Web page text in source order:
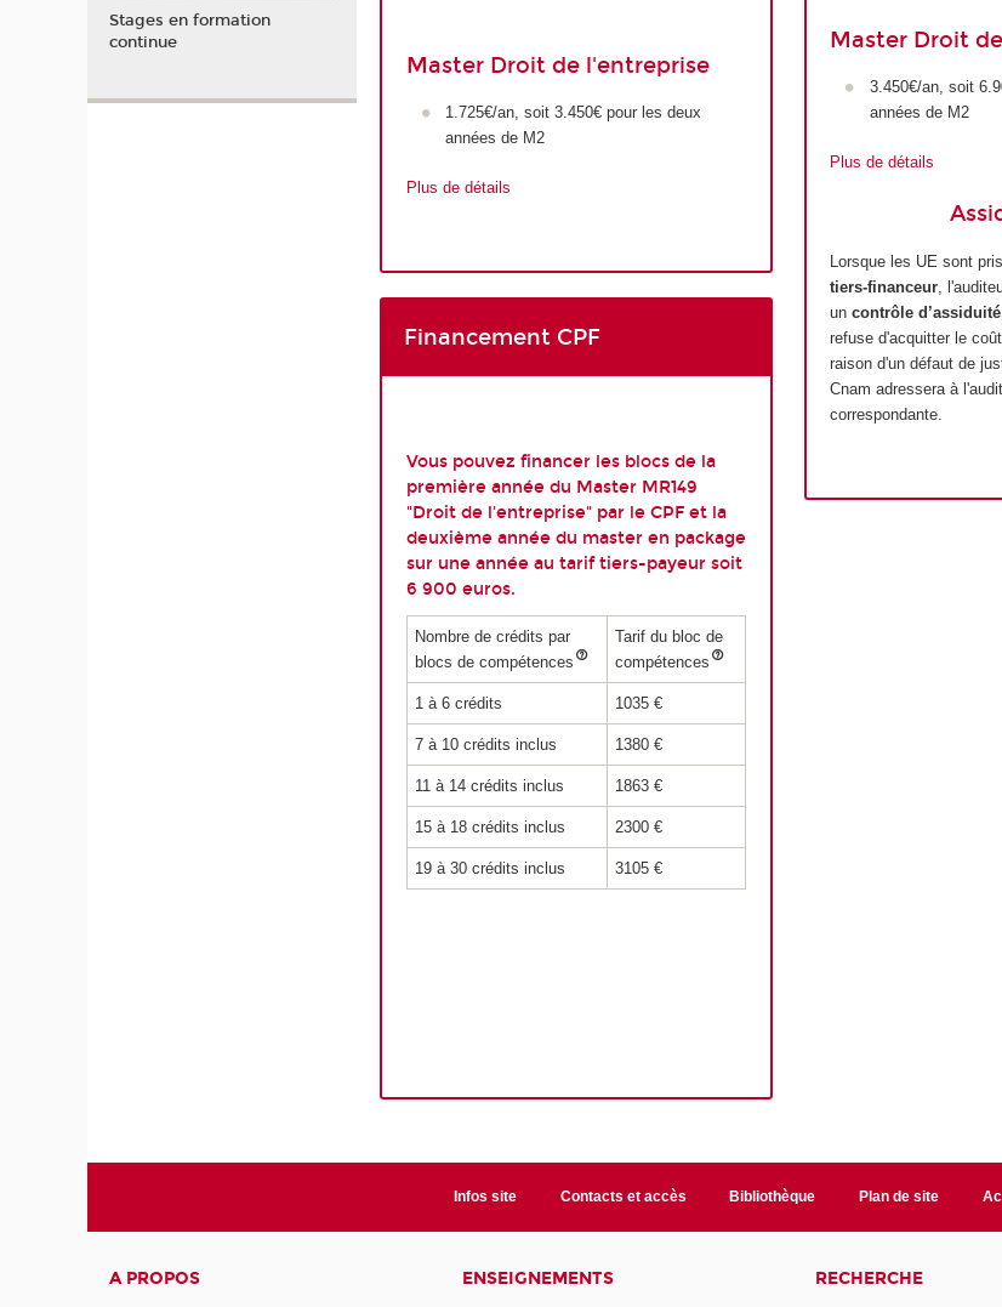
Master Droit de l'entreprise
1.725€/an, soit 3.450€ pour les deux
années de M2
Plus de détails
Financement CPF
Vous pouvez financer les blocs de la
première année du Master MR149
"Droit de l'entreprise" par le CPF et la
deuxième année du master en package
sur une année au tarif tiers-payeur soit
6 900 euros.
Nombre de crédits par
blocs de compétences
Tarif du bloc de
compétences
1 à 6 crédits 1035 €
7 à 10 crédits inclus 1380 €
11 à 14 crédits inclus 1863 €
15 à 18 crédits inclus 2300 €
19 à 30 crédits inclus 3105 €
Master Droit
3.450€/an, soit
années de M2
Plus de détails
Lorsque les UE sont
tiers-financeur ,
uncontrôle d’assiduité
refuse d'acquitter le
raison d'un défaut de
Cnam adressera à
correspondante.
Stages en formation
continue
Infos site Contacts et accès Bibliothèque Plan de site
A PROPOS ENSEIGNEMENTS RECHERCHE